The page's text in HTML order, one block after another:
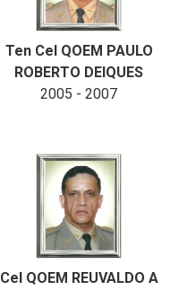
Ten Cel QOEM PAULO
ROBERTO DEIQUES
2005 - 2007
Cel QOEM REUVALDO A